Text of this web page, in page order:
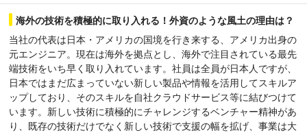
海外の技術を積極的に取り入れる！外資のような風土の理由は？
当社の代表は日本・アメリカの国境を行き来する、アメリカ出身の
元エンジニア。現在は海外を拠点とし、海外で注目されている最先
端技術をいち早く取り入れています。社員は全員が日本人ですが、
日本ではまだ広まっていない新しい製品や情報を活用してスキルア
ップしており、そのスキルを自社クラウドサービス等に結びつけて
います。新しい技術に積極的にチャレンジするベンチャー精神があ
り、既存の技術だけでなく新しい技術で支援の幅を拡げ、事業は大